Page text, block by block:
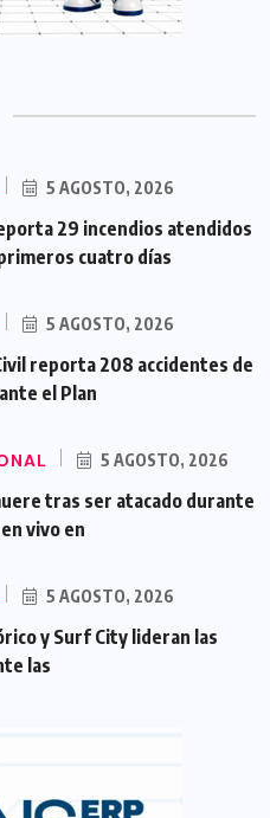
5 AGOSTO, 2026
29 incendios atendidos
cuatro días
5 AGOSTO, 2026
reporta 208 accidentes de
el Plan
5 AGOSTO, 2026
tras ser atacado durante
vivo en
5 AGOSTO, 2026
y Surf City lideran las
las